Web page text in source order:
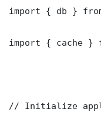
import { db }
import { cache }
// Initialize